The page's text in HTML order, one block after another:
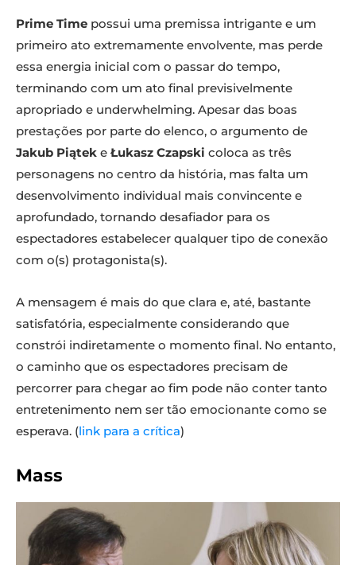
Prime Time possui uma premissa intrigante e um
primeiro ato extremamente envolvente, mas perde
essa energia inicial com o passar do tempo,
terminando com um ato final previsivelmente
apropriado e underwhelming. Apesar das boas
prestações por parte do elenco, o argumento de
Jakub Piątek e Łukasz Czapski coloca as três
personagens no centro da história, mas falta um
desenvolvimento individual mais convincente e
aprofundado, tornando desafiador para os
espectadores estabelecer qualquer tipo de conexão
com o(s) protagonista(s).
A mensagem é mais do que clara e, até, bastante
satisfatória, especialmente considerando que
constrói indiretamente o momento final. No entanto,
o caminho que os espectadores precisam de
percorrer para chegar ao fim pode não conter tanto
entretenimento nem ser tão emocionante como se
esperava. (link para a crítica)
Mass